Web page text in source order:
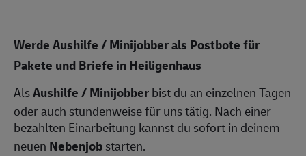
Werde Aushilfe / Minijobber als Postbote für
Pakete und Briefe in Heiligenhaus
AlsAushilfe / Minijobberbist du an einzelnen Tagen
oder auch stundenweise für uns tätig. Nach einer
bezahlten Einarbeitung kannst du sofort in deinem
neuen Nebenjobstarten.